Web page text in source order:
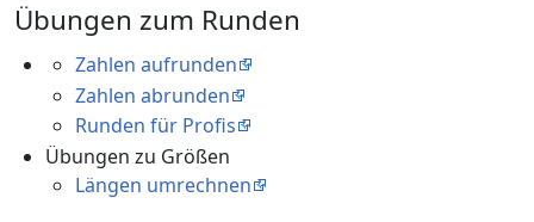
Übungen zum Runden
Zahlen aufrunden
Zahlen abrunden
Runden für Profis
Übungen zu Größen
Längen umrechnen